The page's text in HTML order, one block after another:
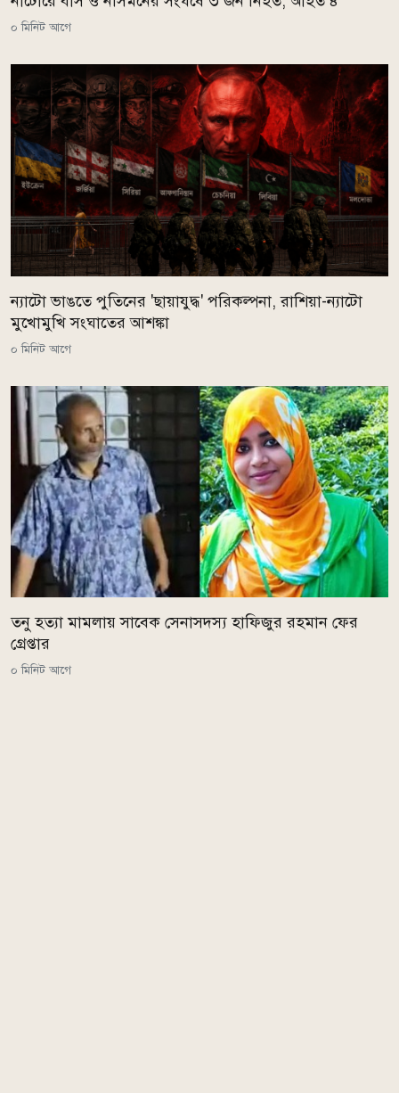
০ মিনিট আগে
ন্যাটো ভাঙতে পুতিনের 'ছায়াযুদ্ধ' পরিকল্পনা, রাশিয়া-ন্যাটো
মুখোমুখি সংঘাতের আশঙ্কা
০ মিনিট আগে
তনু হত্যা মামলায় সাবেক সেনাসদস্য হাফিজুর রহমান ফের
গ্রেপ্তার
০ মিনিট আগে